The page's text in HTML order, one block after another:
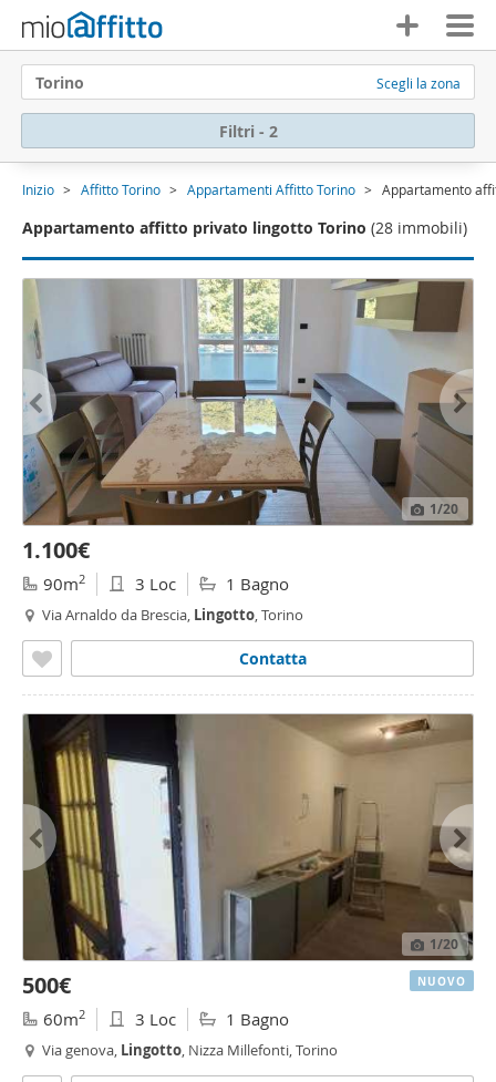
Torino Scegli la zona
Filtri - 2
Inizio Affitto Torino Appartamenti Affitto Torino Appartamento
Appartamento affitto privato lingotto Torino (28 immobili)
1/20
1.100€
90m2 3 Loc 1 Bagno
Via Arnaldo da Brescia, Lingotto, Torino
Contatta
1/20
500€
60m2 3 Loc 1 Bagno
Via genova, Lingotto, Nizza Millefonti, Torino
NUOVO